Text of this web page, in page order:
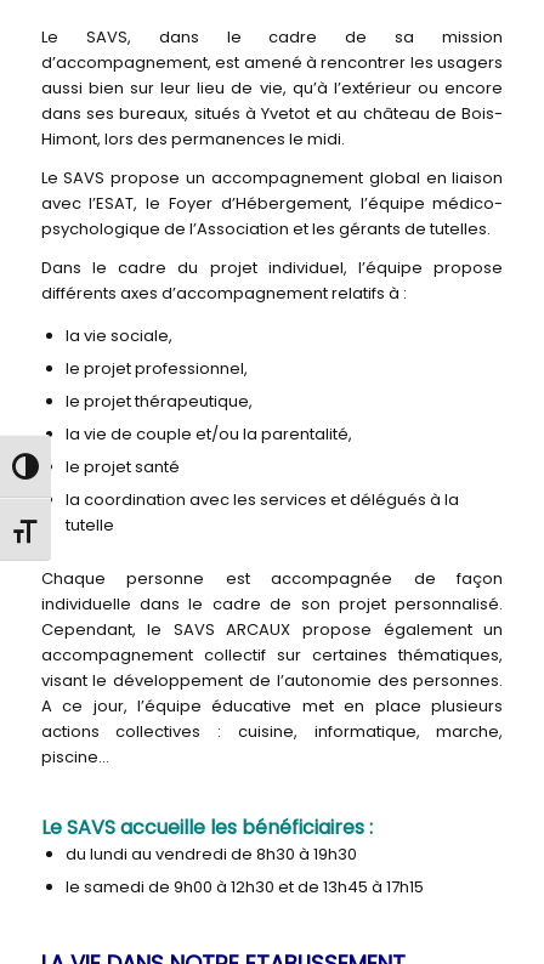
Passer en contraste élevé
Changer la taille de la police
Le SAVS, dans le cadre de sa mission
d’accompagnement, est amené à rencontrer les usagers
aussi bien sur leur lieu de vie, qu’à l’extérieur ou encore
dans ses bureaux, situés à Yvetot et au château de Bois-
Himont, lors des permanences le midi.
Le SAVS propose un accompagnement global en liaison
avec l’ESAT, le Foyer d’Hébergement, l’équipe médico-
psychologique de l’Association et les gérants de tutelles.
Dans le cadre du projet individuel, l’équipe propose
différents axes d’accompagnement relatifs à :
la vie sociale,
le projet professionnel,
le projet thérapeutique,
la vie de couple et/ou la parentalité,
le projet santé
la coordination avec les services et délégués à la
tutelle
Chaque personne est accompagnée de façon
individuelle dans le cadre de son projet personnalisé.
Cependant, le SAVS ARCAUX propose également un
accompagnement collectif sur certaines thématiques,
visant le développement de l’autonomie des personnes.
A ce jour, l’équipe éducative met en place plusieurs
actions collectives : cuisine, informatique, marche,
piscine…
Le SAVS accueille les bénéficiaires :
du lundi au vendredi de 8h30 à 19h30
le samedi de 9h00 à 12h30 et de 13h45 à 17h15